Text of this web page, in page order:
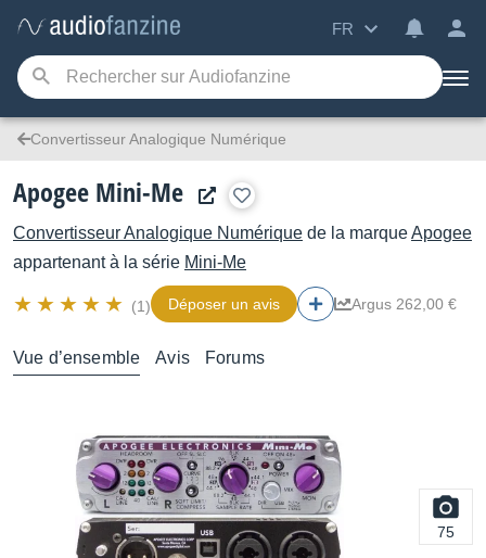
FR
Convertisseur Analogique Numérique
Apogee Mini-Me
Convertisseur Analogique Numérique de la marqueApogee
appartenant à la série Mini-Me
(1) Déposer un avis Argus 262,00 €
Vue d’ensemble Avis Forums
75